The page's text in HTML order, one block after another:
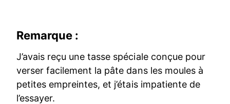
Remarque :
J’avais reçu une tasse spéciale conçue pour
verser facilement la pâte dans les moules à
petites empreintes, et j’étais impatiente de
l’essayer.